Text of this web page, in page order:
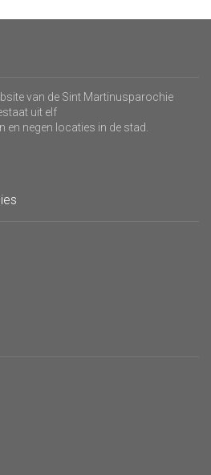
van de Sint Martinusparochie
uit elf
negen locaties in de stad.